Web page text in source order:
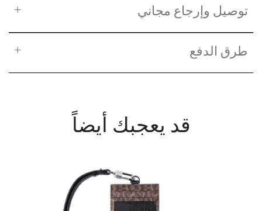
توصيل وإرجاع مجاني
طرق الدفع
قد يعجبك أيضاً